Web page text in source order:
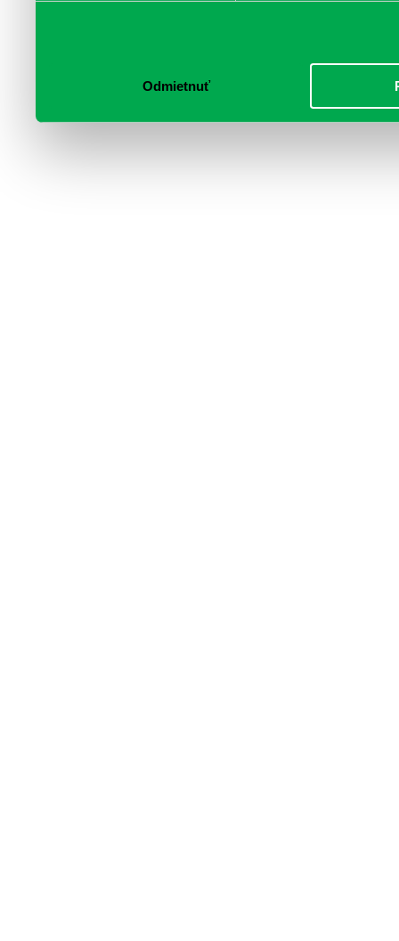
Odmietnuť